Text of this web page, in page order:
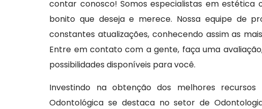
contar conosco! Somos especialistas em
bonito que deseja e merece. Nossa equipe de
constantes atualizações, conhecendo assim as
Entre em contato com a gente, faça uma
possibilidades disponíveis para você.
Investindo na obtenção dos melhores
Odontológica se destaca no setor de